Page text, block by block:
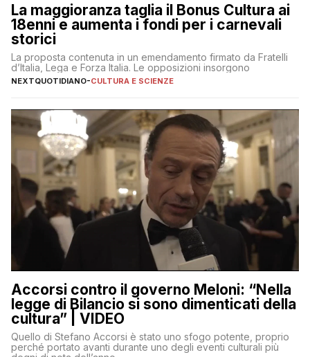
La maggioranza taglia il Bonus Cultura ai
18enni e aumenta i fondi per i carnevali
storici
La proposta contenuta in un emendamento firmato da Fratelli
d’Italia, Lega e Forza Italia. Le opposizioni insorgono
NEXTQUOTIDIANO-CULTURA E SCIENZE
Accorsi contro il governo Meloni: “Nella
legge di Bilancio si sono dimenticati della
cultura” | VIDEO
Quello di Stefano Accorsi è stato uno sfogo potente, proprio
perché portato avanti durante uno degli eventi culturali più